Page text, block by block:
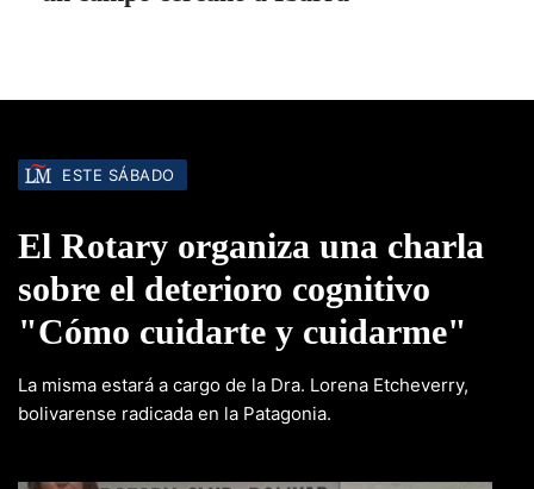
ESTE SÁBADO
El Rotary organiza una charla
sobre el deterioro cognitivo
"Cómo cuidarte y cuidarme"
La misma estará a cargo de la Dra. Lorena Etcheverry,
bolivarense radicada en la Patagonia.